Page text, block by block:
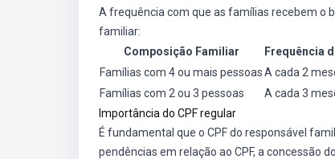
A frequência com que as famílias recebem o
familiar:
Composição Familiar
Frequência
Famílias com 4 ou mais pessoasA cada 2
Famílias com 2 ou 3 pessoas
A cada 3
Importância do CPF regular
É fundamental que o CPF do responsável
pendências em relação ao CPF, a concessão